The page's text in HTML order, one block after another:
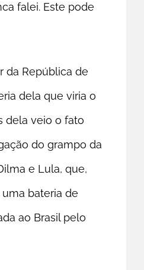
falei. Este pode
da República de
dela que viria o
dela veio o fato
do grampo da
e Lula, que,
bateria de
ao Brasil pelo